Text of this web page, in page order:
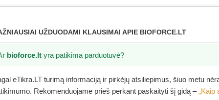
UŽDUODAMI KLAUSIMAI APIE BIOFORCE.LT
bioforce.lt yra patikima parduotuvė?
eTikra.LT turimą informaciją ir pirkėjų atsiliepimus, šiuo metu
Rekomenduojame prieš perkant paskaityti šį gidą –„Kaip